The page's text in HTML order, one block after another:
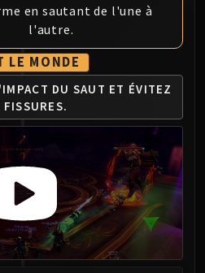
Lord Ta'yak
Mel'jarak
Un'sok
Shek'zeer
of the Endless
Tsulong
Lei Shi
of Fear
OF UNDERMINE
the Geargrinders
of Carnage
en sautant de l'une à
l'autre.
LE MONDE
DU SAUT ET ÉVITEZ
FISSURES.